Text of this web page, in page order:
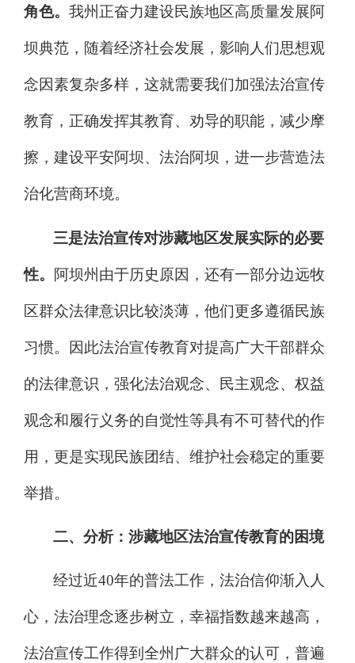
角色。 我州正奋力建设民族地区高质量发展阿
坝典范， 随着经济社会发展 ，影响人们思想观
念因素复杂多样，这就需要我们加强法治宣传
教育，正确发挥其教育、劝导的职能，减少摩
擦， 建设平安阿坝、法治阿坝，进一步营造法
治化营商环境。
三是法治宣传对涉藏地区发展实际的必要
性。 阿坝州由于历史原因，还有一部分边远牧
区群众法律意识比较淡薄，他们更多遵循民族
习惯。因此法治宣传教育对提高广大干部群众
的法律意识，强化法治观念、民主观念、权益
观念和履行义务的自觉性等具有不可替代的作
用，更是实现民族团结、维护社会稳定的重要
举措。
二、分析：涉藏地区法治宣传教育的困境
经过近40年的普法工作，法治信仰渐入人
心，法治理念逐步树立，幸福指数越来越高，
法治宣传工作得到全州广大群众的认可，普遍